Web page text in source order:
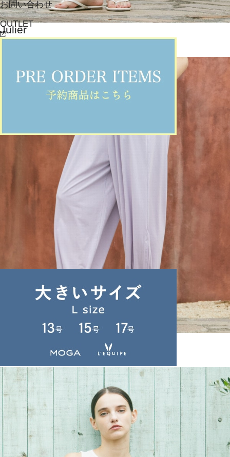
お問い合わせ
OUTLET
Julier
(ぱんつ) /